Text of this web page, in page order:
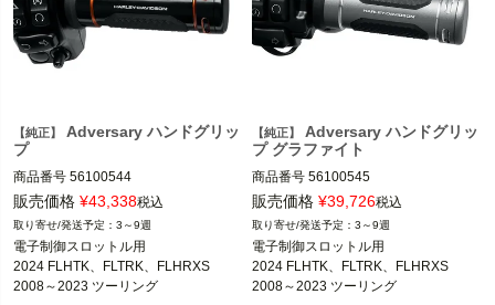
【純正】
Adversary ハンドグリッ
プ
商品番号 56100544
電子制御スロットルの下記車種
2016～2017 FXDLS
2016～2024 ソフテイル
2011～2017 FLSTSE、FLSTNSE、F
XSBSE、FXSE
販売価格 ¥43,338税込
3～9週
電子制御スロットル用
2024 FLHTK、FLTRK、FLHRXS
2008～2023 ツーリング
【純正】
Adversary ハンドグリッ
プ グラファイト
商品番号 56100545
電子制御スロットルの下記車種
2016～2017 FXDLS
2016～2024 ソフテイル
2011～2017 FLSTSE、FLSTNSE、F
XSBSE、FXSE
販売価格 ¥39,726税込
3～9週
電子制御スロットル用
2024 FLHTK、FLTRK、FLHRXS
2008～2023 ツーリング